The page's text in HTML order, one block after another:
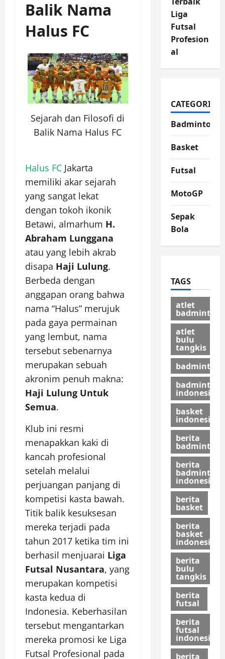
Balik Nama
Halus FC
Sejarah dan Filosofi di
Balik Nama Halus FC
Halus FC Jakarta
memiliki akar sejarah
yang sangat lekat
dengan tokoh ikonik
Betawi, almarhum H.
Abraham Lunggana
atau yang lebih akrab
disapa Haji Lulung.
Berbeda dengan
anggapan orang bahwa
nama “Halus” merujuk
pada gaya permainan
yang lembut, nama
tersebut sebenarnya
merupakan sebuah
akronim penuh makna:
Haji Lulung Untuk
Semua.
Klub ini resmi
menapakkan kaki di
kancah profesional
setelah melalui
perjuangan panjang di
kompetisi kasta bawah.
Titik balik kesuksesan
mereka terjadi pada
tahun 2017 ketika tim ini
berhasil menjuarai Liga
Futsal Nusantara, yang
merupakan kompetisi
kasta kedua di
Indonesia. Keberhasilan
tersebut mengantarkan
mereka promosi ke Liga
Futsal Profesional pada
Liga
Futsal
Profesion
al
CATEGORIES
Badminton
Basket
Futsal
MotoGP
Sepak
Bola
TAGS
atlet
badminton
atlet
bulu
tangkis
badminton
badminton
indonesia
basket
indonesia
berita
badminton
berita
badminton
indonesia
berita
basket
berita
basket
indonesia
berita
bulu
tangkis
berita
futsal
berita
futsal
indonesia
berita